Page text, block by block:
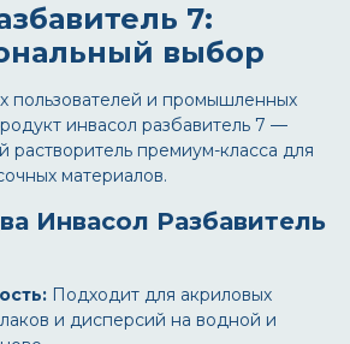
7:
выбор
пользователей и промышленных
инвасол разбавитель 7 —
растворитель премиум-класса для
материалов.
Инвасол Разбавитель
Подходит для акриловых
и дисперсий на водной и